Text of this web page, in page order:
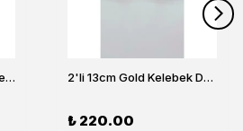
2 Bölmeli Beyaz Metal Çerezlik, Altın Dallı Çerez Tabağı 2'li 13cm Gold Kelebek Detaylı Metal Ayaklı Cam Lokumluk , Sunumluk , Şekerlik, Çerezlik
₺ 220.00